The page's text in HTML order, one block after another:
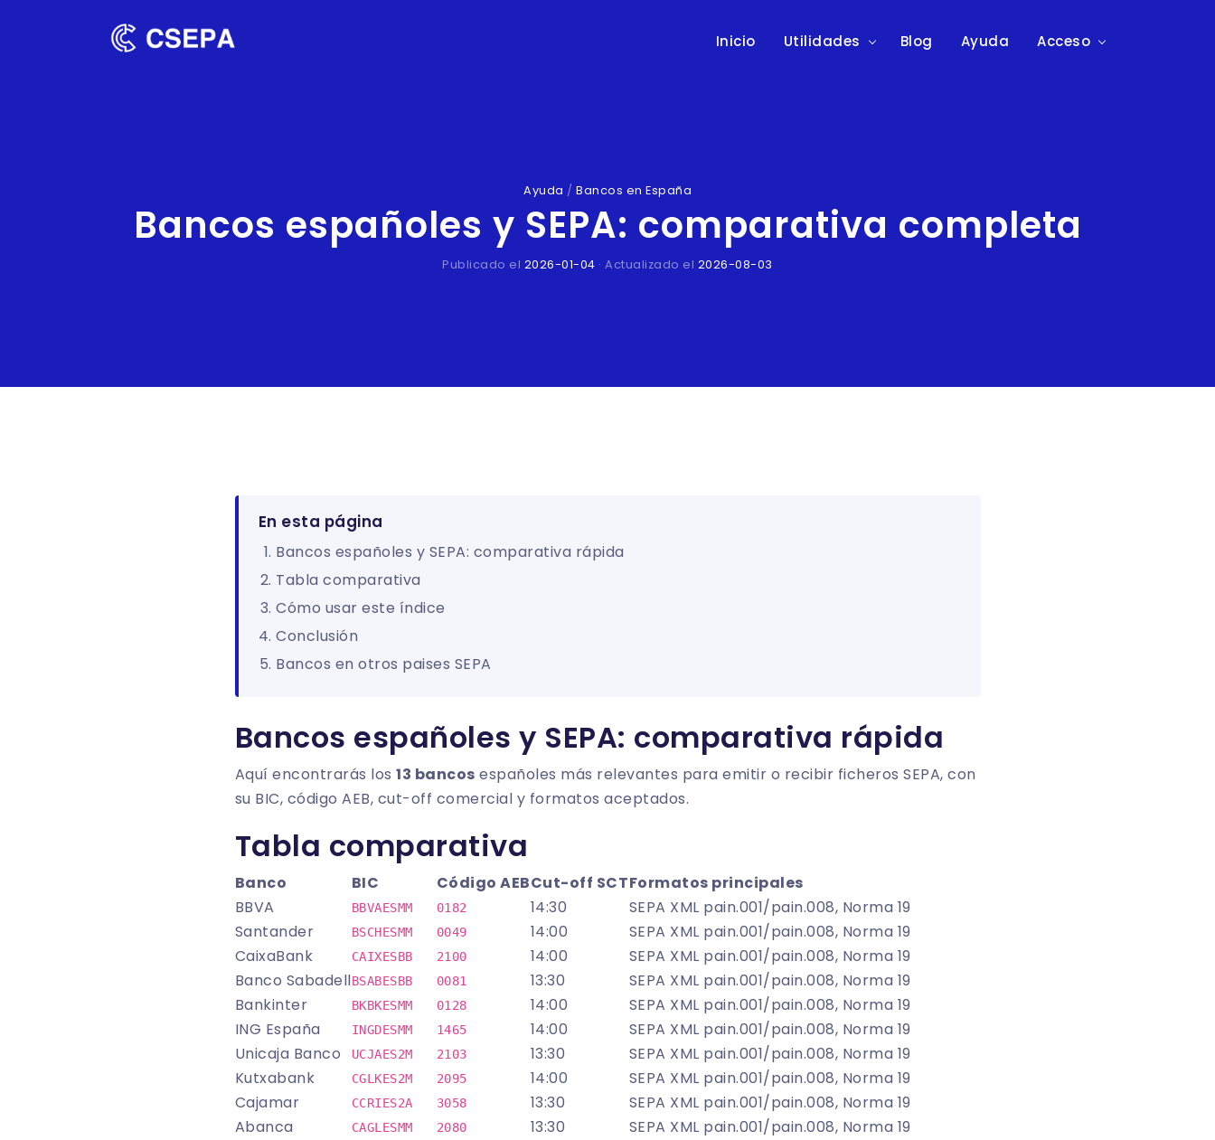
Inicio Utilidades Blog Ayuda Acceso
Ayuda / Bancos en España
Bancos españoles y SEPA: comparativa completa
Publicado el 2026-01-04 · Actualizado el 2026-08-03
En esta página
Bancos españoles y SEPA: comparativa rápida
Tabla comparativa
Cómo usar este índice
Conclusión
Bancos en otros paises SEPA
Bancos españoles y SEPA: comparativa rápida
Aquí encontrarás los 13 bancos españoles más relevantes para emitir o recibir ficheros SEPA, con
su BIC, código AEB, cut-off comercial y formatos aceptados.
Tabla comparativa
Banco BIC Código AEBCut-off SCTFormatos principales
BBVA
BBVAESMM 0182 14:30
SEPA XML pain.001/pain.008, Norma 19
Santander
BSCHESMM 0049 14:00
SEPA XML pain.001/pain.008, Norma 19
CaixaBank
CAIXESBB 2100 14:00
SEPA XML pain.001/pain.008, Norma 19
Banco SabadellBSABESBB 0081 13:30
SEPA XML pain.001/pain.008, Norma 19
Bankinter
BKBKESMM 0128 14:00
SEPA XML pain.001/pain.008, Norma 19
ING España
INGDESMM 1465 14:00
SEPA XML pain.001/pain.008, Norma 19
Unicaja Banco
UCJAES2M 2103 13:30
SEPA XML pain.001/pain.008, Norma 19
Kutxabank
CGLKES2M 2095 14:00
SEPA XML pain.001/pain.008, Norma 19
Cajamar
CCRIES2A 3058 13:30
SEPA XML pain.001/pain.008, Norma 19
Abanca
CAGLESMM 2080 13:30
SEPA XML pain.001/pain.008, Norma 19